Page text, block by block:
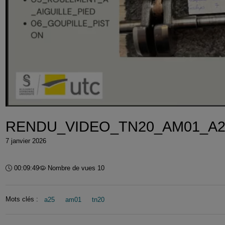
7 janvier 2026
Durée :
00:09:49 Nombre de vues 10
Mots clés : a25 am01 tn20